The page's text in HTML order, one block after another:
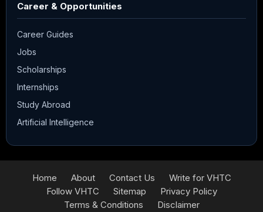
Career & Opportunities
Career Guides
Jobs
Scholarships
Internships
Study Abroad
Artificial Intelligence
Home About Contact Us
Write for VHTC
Follow VHTC
Sitemap
Privacy Policy
Terms & Conditions
Disclaimer